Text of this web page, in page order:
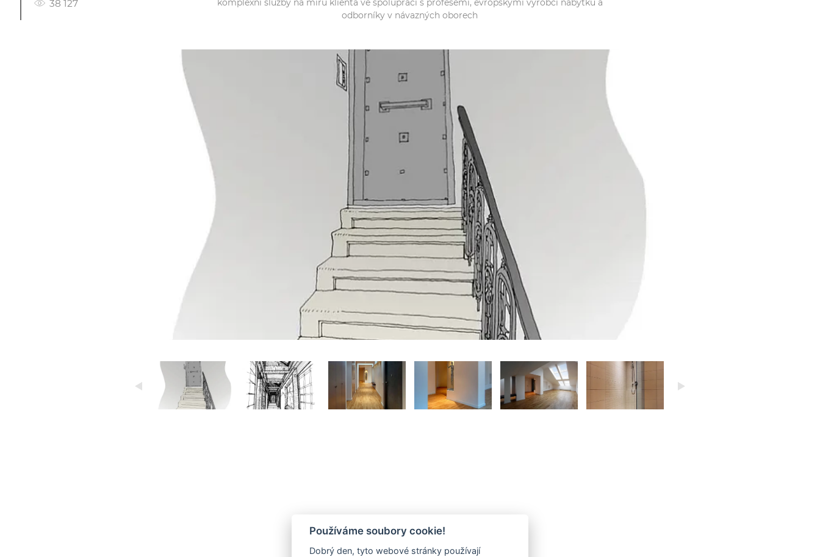
38 127
komplexní služby na míru klienta ve spolupráci s profesemi, evropskými výrobci nábytku a
odborníky v návazných oborech
Co umíme
Používáme soubory cookie!
Dobrý den, tyto webové stránky používají